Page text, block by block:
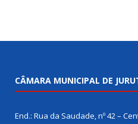
CÂMARA MUNICIPAL DE
End.: Rua da Saudade, nº 42 –